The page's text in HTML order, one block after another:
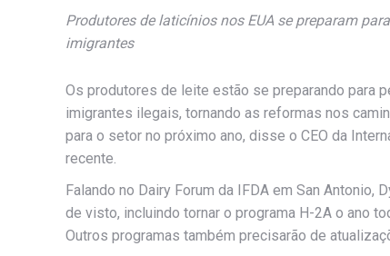
Produtores de laticínios nos EUA se preparam
imigrantes
Os produtores de leite estão se preparando para
imigrantes ilegais, tornando as reformas nos
para o setor no próximo ano, disse o CEO da
recente.
Falando no Dairy Forum da IFDA em San
de visto, incluindo tornar o programa H-2A o ano
Outros programas também precisarão de